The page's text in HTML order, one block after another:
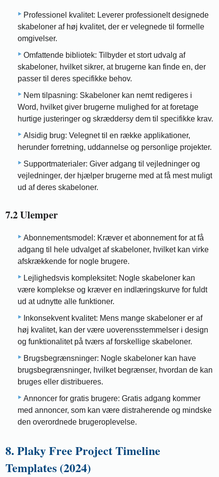
Professionel kvalitet: Leverer professionelt designede
skabeloner af høj kvalitet, der er velegnede til formelle
omgivelser.
Omfattende bibliotek: Tilbyder et stort udvalg af
skabeloner, hvilket sikrer, at brugerne kan finde en, der
passer til deres specifikke behov.
Nem tilpasning: Skabeloner kan nemt redigeres i
Word, hvilket giver brugerne mulighed for at foretage
hurtige justeringer og skræddersy dem til specifikke krav.
Alsidig brug: Velegnet til en række applikationer,
herunder forretning, uddannelse og personlige projekter.
Supportmaterialer: Giver adgang til vejledninger og
vejledninger, der hjælper brugerne med at få mest muligt
ud af deres skabeloner.
7.2 Ulemper
Abonnementsmodel: Kræver et abonnement for at få
adgang til hele udvalget af skabeloner, hvilket kan virke
afskrækkende for nogle brugere.
Lejlighedsvis kompleksitet: Nogle skabeloner kan
være komplekse og kræver en indlæringskurve for fuldt
ud at udnytte alle funktioner.
Inkonsekvent kvalitet: Mens mange skabeloner er af
høj kvalitet, kan der være uoverensstemmelser i design
og funktionalitet på tværs af forskellige skabeloner.
Brugsbegrænsninger: Nogle skabeloner kan have
brugsbegrænsninger, hvilket begrænser, hvordan de kan
bruges eller distribueres.
Annoncer for gratis brugere: Gratis adgang kommer
med annoncer, som kan være distraherende og mindske
den overordnede brugeroplevelse.
8. Plaky Free Project Timeline
Templates (2024)